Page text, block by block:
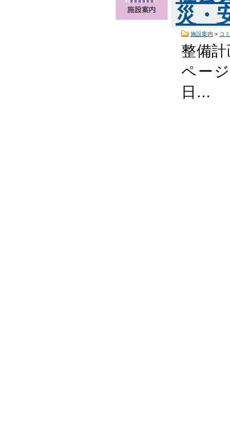
災・
施設案内 > コ
整備
ペー
日…